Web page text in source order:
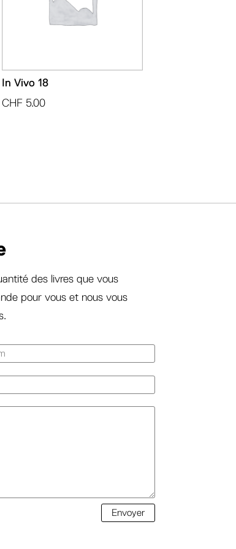
In Vivo 18
CHF 5.00
des livres que vous
pour vous et nous vous
Envoyer